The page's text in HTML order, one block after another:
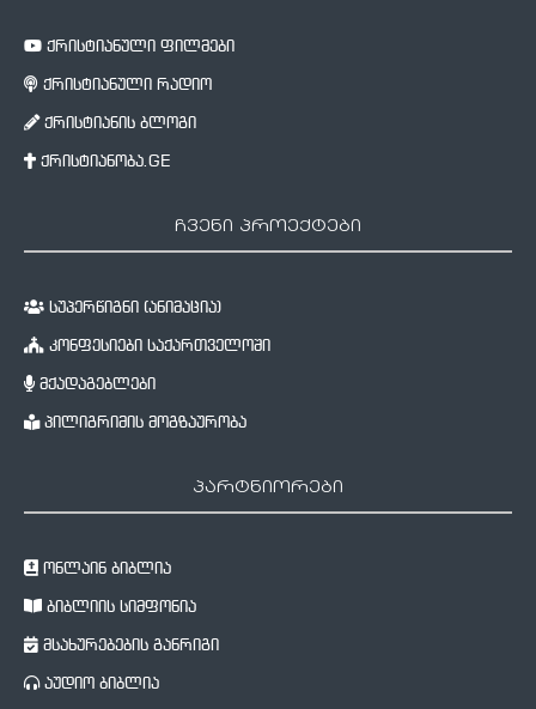
ქრისტიანული ფილმები
ქრისტიანული რადიო
ქრისტიანის ბლოგი
ქრისტიანობა.GE
ჩვენი პროექტები
სუპერწიგნი (ანიმაცია)
კონფესიები საქართველოში
მქადაგებლები
პილიგრიმის მოგზაურობა
პარტნიორები
ონლაინ ბიბლია
ბიბლიის სიმფონია
მსახურებების განრიგი
აუდიო ბიბლია